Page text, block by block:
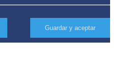
Guardar y aceptar